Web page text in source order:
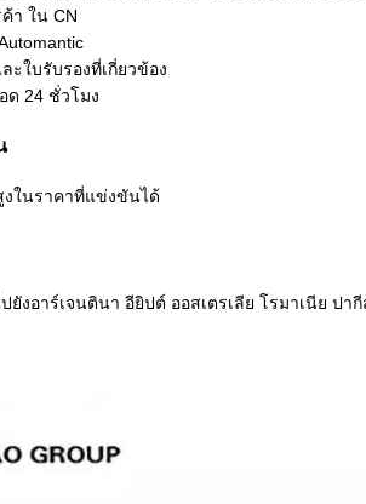
า ใน CN
ะใบรับรองที่เกี่ยวข้อง
ด 24 ชั่วโมง
ในราคาที่แข่งขันได้
งอาร์เจนตินา อียิปต์ ออสเตรเลีย โรมาเนีย ป